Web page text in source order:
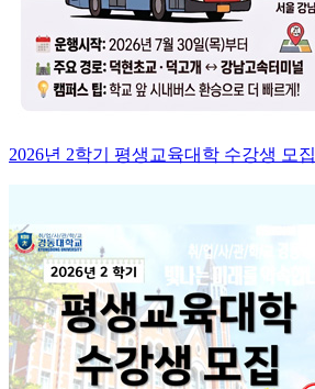
2026년 2학기 평생교육대학 수강생 모집